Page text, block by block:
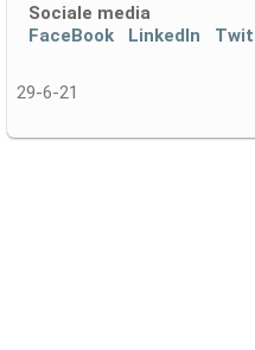
Sociale media
FaceBook
LinkedIn
29-6-21